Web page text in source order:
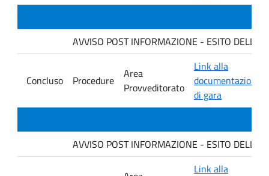
AVVISO POST INFORMAZIONE - ESITO
Concluso Procedure
Area
Provveditorato
Link alla
documentazione
di gara
AVVISO POST INFORMAZIONE - ESITO
Link alla